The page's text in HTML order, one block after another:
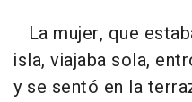
La mujer, que
isla, viajaba sola,
y se sentó en la